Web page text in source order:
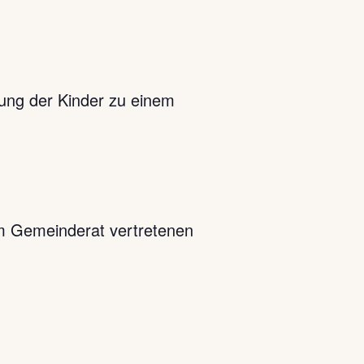
der Kinder zu einem
Gemeinderat vertretenen